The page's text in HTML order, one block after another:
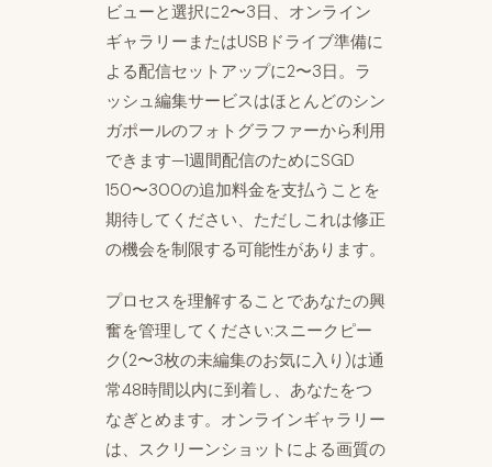
ビューと選択に2〜3日、オンライン
ギャラリーまたはUSBドライブ準備に
よる配信セットアップに2〜3日。ラ
ッシュ編集サービスはほとんどのシン
ガポールのフォトグラファーから利用
できます—1週間配信のためにSGD
150〜300の追加料金を支払うことを
期待してください、ただしこれは修正
の機会を制限する可能性があります。
プロセスを理解することであなたの興
奮を管理してください:スニークピー
ク(2〜3枚の未編集のお気に入り)は通
常48時間以内に到着し、あなたをつ
なぎとめます。オンラインギャラリー
は、スクリーンショットによる画質の